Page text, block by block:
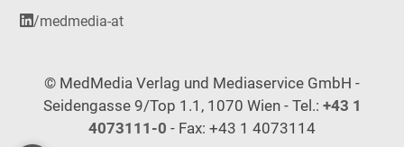
/medmedia-at
© MedMedia Verlag und Mediaservice GmbH -
Seidengasse 9/Top 1.1, 1070 Wien - Tel.: +43 1
4073111-0 - Fax: +43 1 4073114